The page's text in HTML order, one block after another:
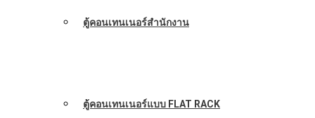
ตู้คอนเทนเนอร์สำนักงาน
ตู้คอนเทนเนอร์แบบ FLAT RACK